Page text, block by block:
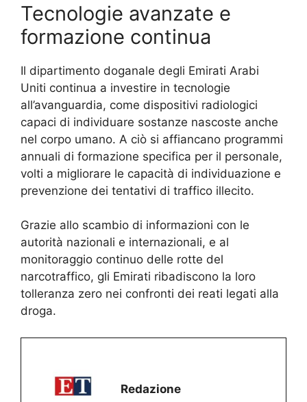
Tecnologie avanzate e
formazione continua
Il dipartimento doganale degli Emirati Arabi
Uniti continua a investire in tecnologie
all’avanguardia, come dispositivi radiologici
capaci di individuare sostanze nascoste anche
nel corpo umano. A ciò si affiancano programmi
annuali di formazione specifica per il personale,
volti a migliorare le capacità di individuazione e
prevenzione dei tentativi di traffico illecito.
Grazie allo scambio di informazioni con le
autorità nazionali e internazionali, e al
monitoraggio continuo delle rotte del
narcotraffico, gli Emirati ribadiscono la loro
tolleranza zero nei confronti dei reati legati alla
droga.
Redazione